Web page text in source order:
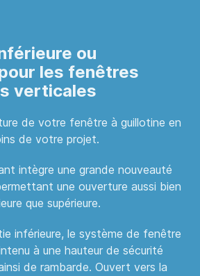
ou
les fenêtres
verticales
de votre fenêtre à guillotine en
de votre projet.
intègre une grande nouveauté
une ouverture aussi bien
que supérieure.
inférieure, le système de fenêtre
à une hauteur de sécurité
de rambarde. Ouvert vers la